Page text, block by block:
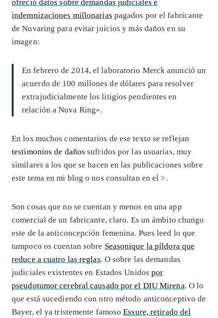
ofreció datos sobre demandas judiciales e
indemnizaciones millonarias pagados por el fabricante
de Nuvaring para evitar juicios y más daños en su
imagen:
En febrero de 2014, el laboratorio Merck anunció un
acuerdo de 100 millones de dólares para resolver
extrajudicialmente los litigios pendientes en
relación a Nuva Ring».
En los muchos comentarios de ese texto se reflejan
testimonios de daños sufridos por las usuarias, muy
similares a los que se hacen en las publicaciones sobre
este tema en mi blog o nos consultan en el >.
Son cosas que no se cuentan y menos en una app
comercial de un fabricante, claro. Es un ámbito chungo
este de la anticoncepción femenina. Pues leed lo que
tampoco os cuentan sobre Seasonique la píldora que
reduce a cuatro las reglas. O sobre las demandas
judiciales existentes en Estados Unidospor
pseudotumor cerebral causado por el DIU Mirena. O lo
que está sucediendo con otro método anticonceptivo de
Bayer, el ya tristemente famosoEssure, retirado del